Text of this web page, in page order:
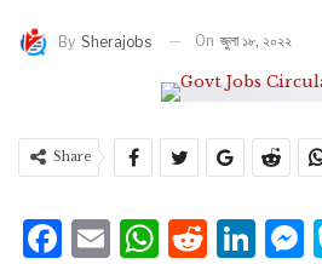
By Sherajobs On জুলা ১৮, ২০২২
Share
Facebook
Email